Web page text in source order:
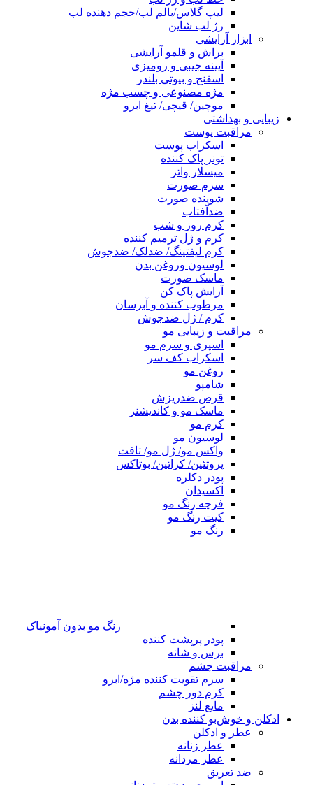
لیپ گلاس/بالم لب/حجم دهنده لب
رژ لب شاین
ابزار آرایشی
براش و قلمو آرایشی
آیینه جیبی و رومیزی
اسفنج و بیوتی بلندر
مژه مصنوعی و چسب مژه
موچین/ قیچی/ تیغ ابرو
زیبایی و بهداشتی
مراقبت پوست
اسکراب پوست
تونر پاک کننده
میسلار واتر
سرم صورت
شوینده صورت
ضدآفتاب
کرم روز و شب
کرم و ژل ترمیم کننده
کرم لیفتینگ/ ضدلک/ ضدجوش
لوسیون وروغن بدن
ماسک صورت
آرایش پاک کن
مرطوب کننده و آبرسان
کرم / ژل ضدجوش
مراقبت و زیبایی مو
اسپری و سرم مو
اسکراب کف سر
روغن مو
شامپو
قرص ضدریزش
ماسک مو و کاندیشنر
کرم مو
لوسیون مو
واکس مو/ ژل مو/ تافت
پروتئین/ کراتین/ بوتاکس
پودر دکلره
اکسیدان
فرچه رنگ مو
کیت رنگ مو
رنگ مو
رنگ مو بدون آمونیاک
پودر پرپشت کننده
برس و شانه
مراقبت چشم
سرم تقویت کننده مژه/ابرو
کرم دور چشم
مایع لنز
ادکلن و خوش‌بو کننده بدن
عطر و ادکلن
عطر زنانه
عطر مردانه
ضد تعریق